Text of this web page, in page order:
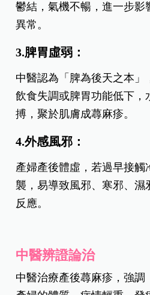
1.氣血虛弱：
生產過程中失血耗氣，產婦
衛外不固，風邪、濕邪容易
2.肝鬱氣滯：
產後情緒容易波動，焦慮、
鬱結，氣機不暢，進一步影
3.脾胃虛弱：
中醫認為「脾為後天之本」
搏，聚於肌膚成蕁麻疹。
4.外感風邪：